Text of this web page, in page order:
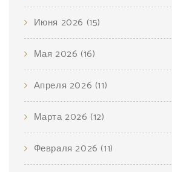
Июня 2026 (15)
Мая 2026 (16)
Апреля 2026 (11)
Марта 2026 (12)
Февраля 2026 (11)